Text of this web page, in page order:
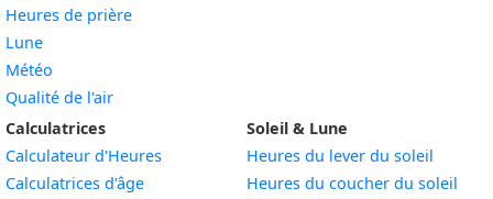
Heures de prière
Lune
Météo
Qualité de l'air
Calculatrices
Calculateur d'Heures
Calculatrices d'âge
Soleil & Lune
Heures du lever du soleil
Heures du coucher du soleil